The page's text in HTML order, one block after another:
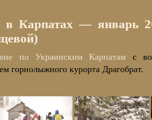
Карпатах — январь
по Украинским Карпатам с
горнолыжного курорта Драгобрат.